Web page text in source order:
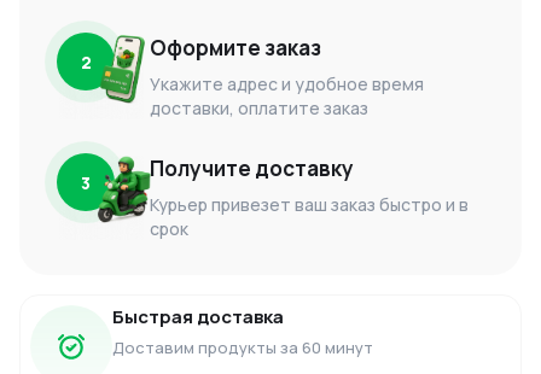
2 Оформите заказ
Укажите адрес и удобное время
доставки, оплатите заказ
3 Получите доставку
Курьер привезет ваш заказ быстро и в
срок
Быстрая доставка
Доставим продукты за 60 минут